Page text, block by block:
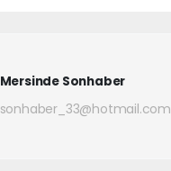
Mersinde Sonhaber
sonhaber_33@hotmail.com